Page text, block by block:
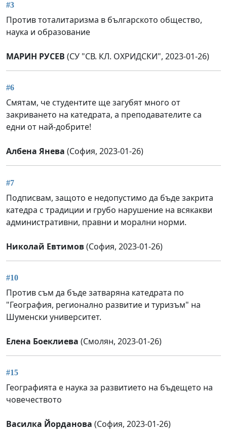
#3
Против тоталитаризма в българското общество,
наука и образование
МАРИН РУСЕВ (СУ "СВ. КЛ. ОХРИДСКИ", 2023-01-26)
#6
Смятам, че студентите ще загубят много от
закриването на катедрата, а преподавателите са
едни от най-добрите!
Албена Янева (София, 2023-01-26)
#7
Подписвам, защото е недопустимо да бъде закрита
катедра с традиции и грубо нарушение на всякакви
административни, правни и морални норми.
Николай Евтимов(София, 2023-01-26)
#10
Против съм да бъде затваряна катедрата по
"География, регионално развитие и туризъм" на
Шуменски университет.
Елена Боеклиева (Смолян, 2023-01-26)
#15
Географията е наука за развитието на бъдещето на
човечеството
Василка Йорданова (София, 2023-01-26)